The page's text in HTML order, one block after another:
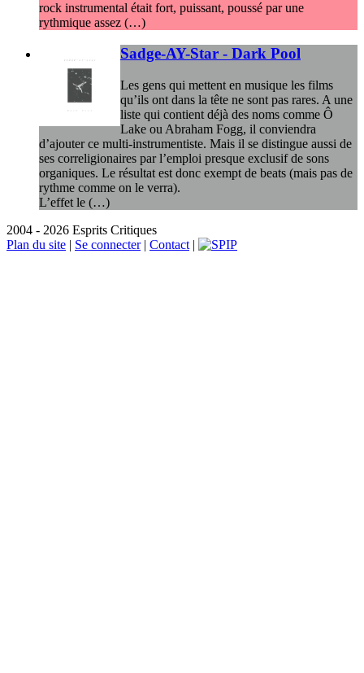
rock instrumental était fort, puissant, poussé par une
rythmique assez (…)
Sadge-AY-Star - Dark Pool
Les gens qui mettent en musique les films
qu’ils ont dans la tête ne sont pas rares. A une
liste qui contient déjà des noms comme Ô
Lake ou Abraham Fogg, il conviendra
d’ajouter ce multi-instrumentiste. Mais il se distingue aussi de
ses correligionaires par l’emploi presque exclusif de sons
organiques. Le résultat est donc exempt de beats (mais pas de
rythme comme on le verra).
L’effet le (…)
2004 - 2026 Esprits Critiques
Plan du site | Se connecter| Contact |